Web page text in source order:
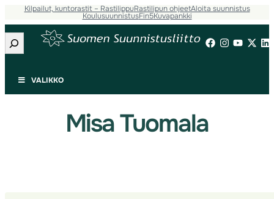
Siirry
sisältöön
Kilpailut, kuntorastit – RastilippuRastilipun ohjeetAloita suunnistus
KoulusuunnistusFin5Kuvapankki
Etsi
VALIKKO
Misa Tuomala